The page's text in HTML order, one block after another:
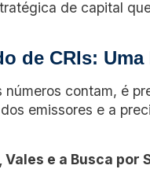
de capital
de CRIs:
contam, é
emissores e a
Vales e a Busca por